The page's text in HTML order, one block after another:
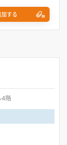
する
4階